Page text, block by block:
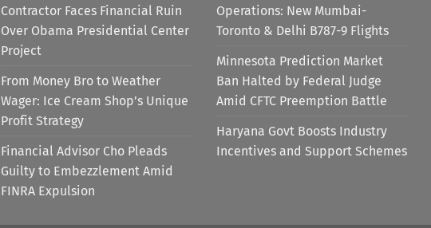
Contractor Faces Financial Ruin
Over Obama Presidential Center
Project
From Money Bro to Weather
Wager: Ice Cream Shop’s Unique
Profit Strategy
Financial Advisor Cho Pleads
Guilty to Embezzlement Amid
FINRA Expulsion
Operations: New Mumbai-
Toronto & Delhi B787-9 Flights
Minnesota Prediction Market
Ban Halted by Federal Judge
Amid CFTC Preemption Battle
Haryana Govt Boosts Industry
Incentives and Support Schemes